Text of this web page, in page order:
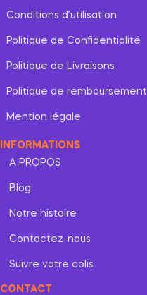
Conditions d’utilisation
Politique de Confidentialité
Politique de Livraisons
Politique de remboursement
Mention légale
INFORMATIONS
A PROPOS
Blog
Notre histoire
Contactez-nous
Suivre votre colis
CONTACT